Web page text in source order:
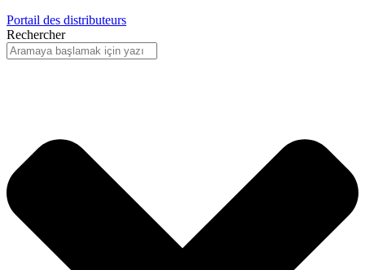
Portail des distributeurs
Rechercher